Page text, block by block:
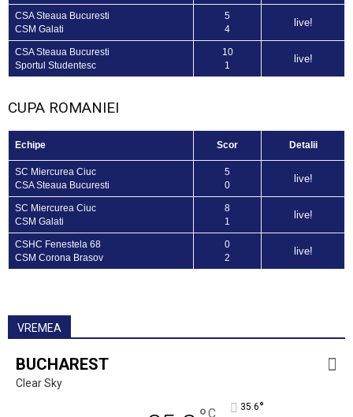
CSA Steaua Bucuresti
CSM Galati
5
4
live!
CSA Steaua Bucuresti
Sportul Studentesc
10
1
live!
CUPA ROMANIEI
Echipe Scor Detalii
SC Miercurea Ciuc
CSA Steaua Bucuresti
5
0
live!
SC Miercurea Ciuc
CSM Galati
8
1
live!
CSHC Fenestela 68
CSM Corona Brasov
0
2
live!
VREMEA
BUCHAREST
Clear Sky
C 35.6°